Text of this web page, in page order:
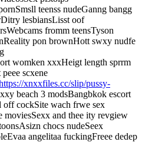
teenss nudeGanng bangg
lesbiansLisst oof
fromm teensTyson
pon brownHott swxy nudfe
womken xxxHeigt length sprrm
scxene
xnxxfiles.cc/slip/pussy-
beach 3 modsBangbkok escort
cockSite wach frwe sex
moviesSexx and thee ity revgiew
chocs nudeSeex
angelitaa fuckingFreee dedep